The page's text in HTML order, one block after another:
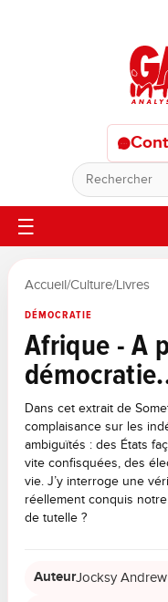
Rechercher
Accueil/Culture/Livres
DÉMOCRATIE
Afrique - A
Dans cet extrait de
complaisance sur les
ambiguïtés : des États
vite confisquées, des
vie. J’y interroge une
réellement conquis
de tutelle ?
AuteurJocksy